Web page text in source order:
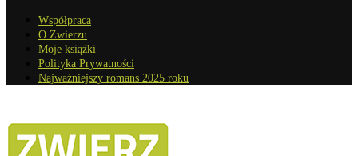
Współpraca
O Zwierzu
Moje książki
Polityka Prywatności
Najważniejszy romans 2025 roku